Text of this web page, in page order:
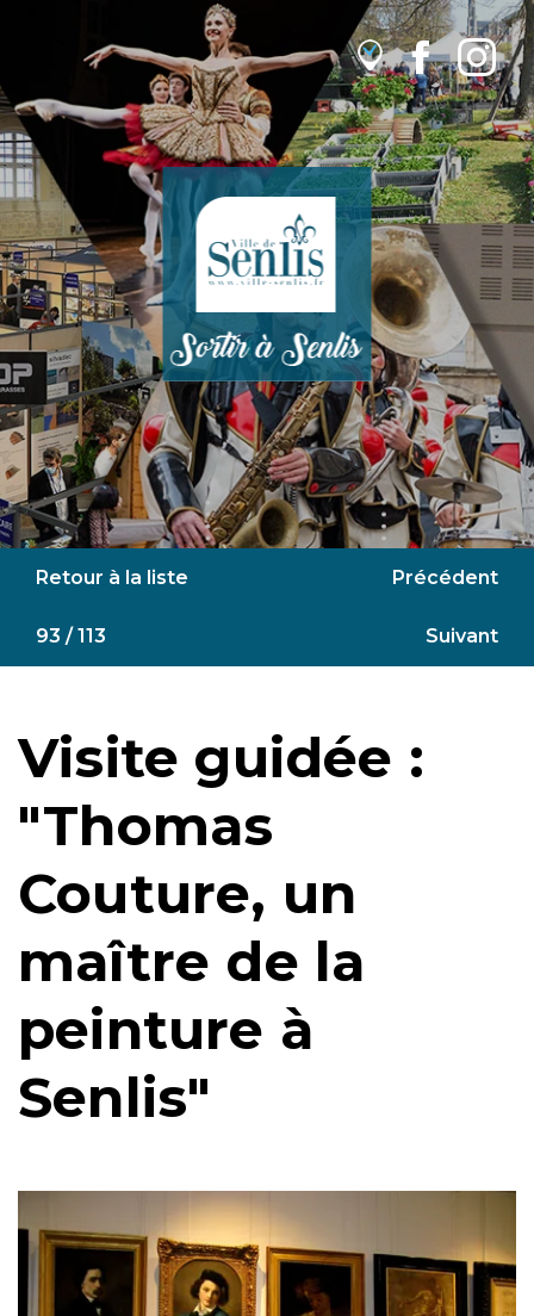
Retour à la liste Précédent
93 / 113 Suivant
Visite guidée :
"Thomas
Couture, un
maître de la
peinture à
Senlis"